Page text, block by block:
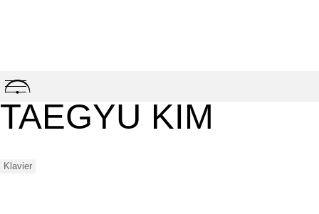
Skip
to
content
TAEGYU KIM
Klavier